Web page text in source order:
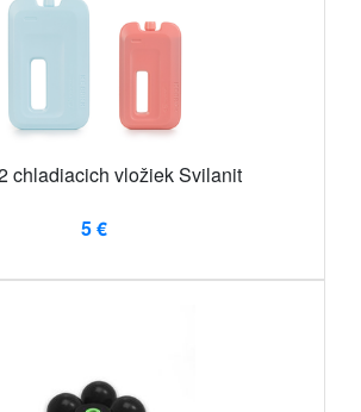
chladiacich vložiek Svilanit
5 €